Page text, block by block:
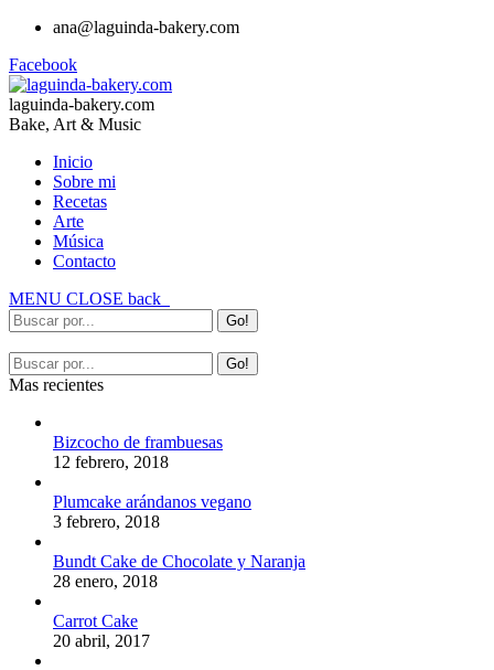
ana@laguinda-bakery.com
Facebook
laguinda-bakery.com
Bake, Art & Music
Inicio
Sobre mi
Recetas
Arte
Música
Contacto
MENU CLOSE back
Mas recientes
Bizcocho de frambuesas
12 febrero, 2018
Plumcake arándanos vegano
3 febrero, 2018
Bundt Cake de Chocolate y Naranja
28 enero, 2018
Carrot Cake
20 abril, 2017